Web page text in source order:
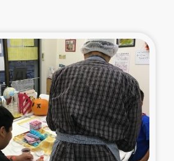
ィモール豪雨緊急支援
による洪水被災者支援
カオ生産者支援事業
難民・帰還民の生活再建支援